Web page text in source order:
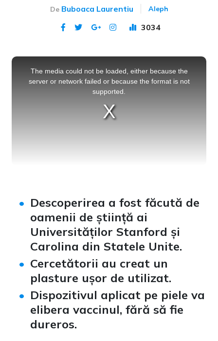
De Buboaca Laurentiu Aleph
3034
This
The media could not be loaded, either because the
server or network failed or because the format is not
supported.
Descoperirea a fost făcută de
oamenii de știință ai
Universităților Stanford și
Carolina din Statele Unite.
Cercetătorii au creat un
plasture ușor de utilizat.
Dispozitivul aplicat pe piele va
elibera vaccinul, fără să fie
dureros.